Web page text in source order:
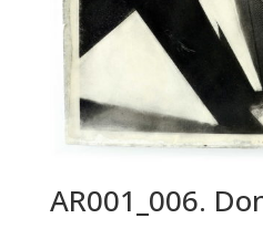
AR001_006.